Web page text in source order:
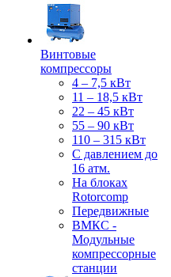
Винтовые
компрессоры
4 – 7,5 кВт
11 – 18,5 кВт
22 – 45 кВт
55 – 90 кВт
110 – 315 кВт
С давлением до
16 атм.
На блоках
Rotorcomp
Передвижные
ВМКС -
Модульные
компрессорные
станции